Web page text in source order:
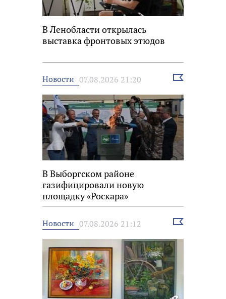
В Ленобласти открылась
выставка фронтовых этюдов
Новости 07.08.2026 21:20
Выбрать
В Выборгском районе
газифицировали новую
площадку «Роскара»
Новости 07.08.2026 21:12
Выбрать